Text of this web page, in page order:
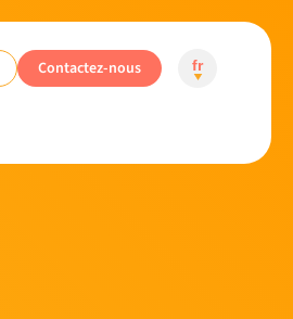
Contactez-nous fr